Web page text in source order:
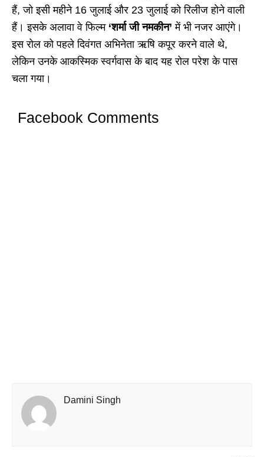
हैं, जो इसी महीने 16 जुलाई और 23 जुलाई को रिलीज होने वाली
हैं। इसके अलावा वे फिल्म ‘शर्मा जी नमकीन’में भी नजर आएंगे।
इस रोल को पहले दिवंगत अभिनेता ऋषि कपूर करने वाले थे,
लेकिन उनके आकस्मिक स्वर्गवास के बाद यह रोल परेश के पास
चला गया।
Facebook Comments
Damini Singh